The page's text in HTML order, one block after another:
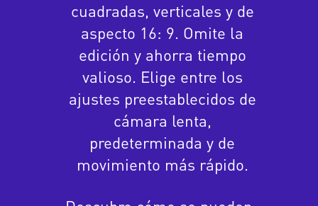
cuadradas, verticales y de
aspecto 16: 9. Omite la
edición y ahorra tiempo
valioso. Elige entre los
ajustes preestablecidos de
cámara lenta,
predeterminada y de
movimiento más rápido.